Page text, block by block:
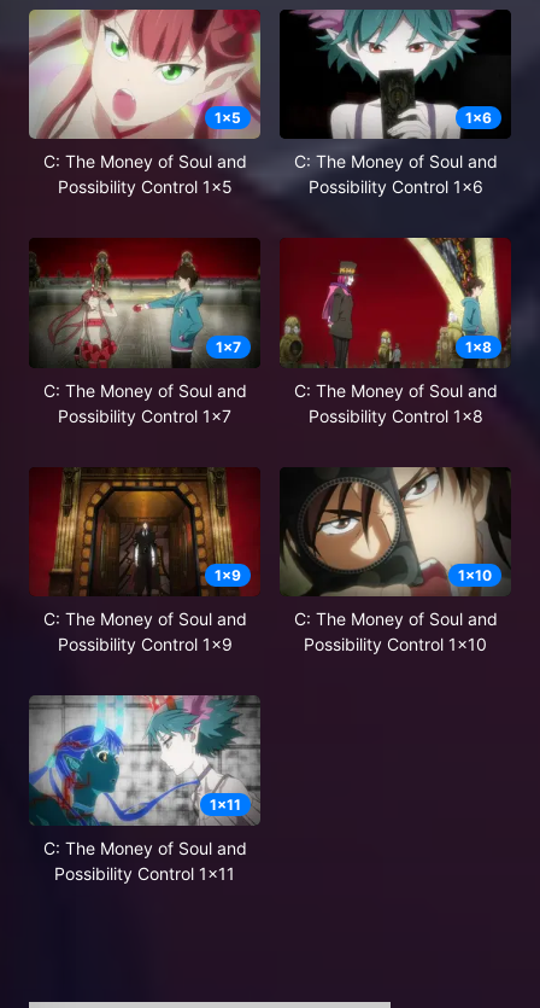
1x5
C: The Money of Soul and
Possibility Control 1x5
1x6
C: The Money of Soul and
Possibility Control 1x6
1x7
C: The Money of Soul and
Possibility Control 1x7
1x8
C: The Money of Soul and
Possibility Control 1x8
1x9
C: The Money of Soul and
Possibility Control 1x9
1x10
C: The Money of Soul and
Possibility Control 1x10
1x11
C: The Money of Soul and
Possibility Control 1x11